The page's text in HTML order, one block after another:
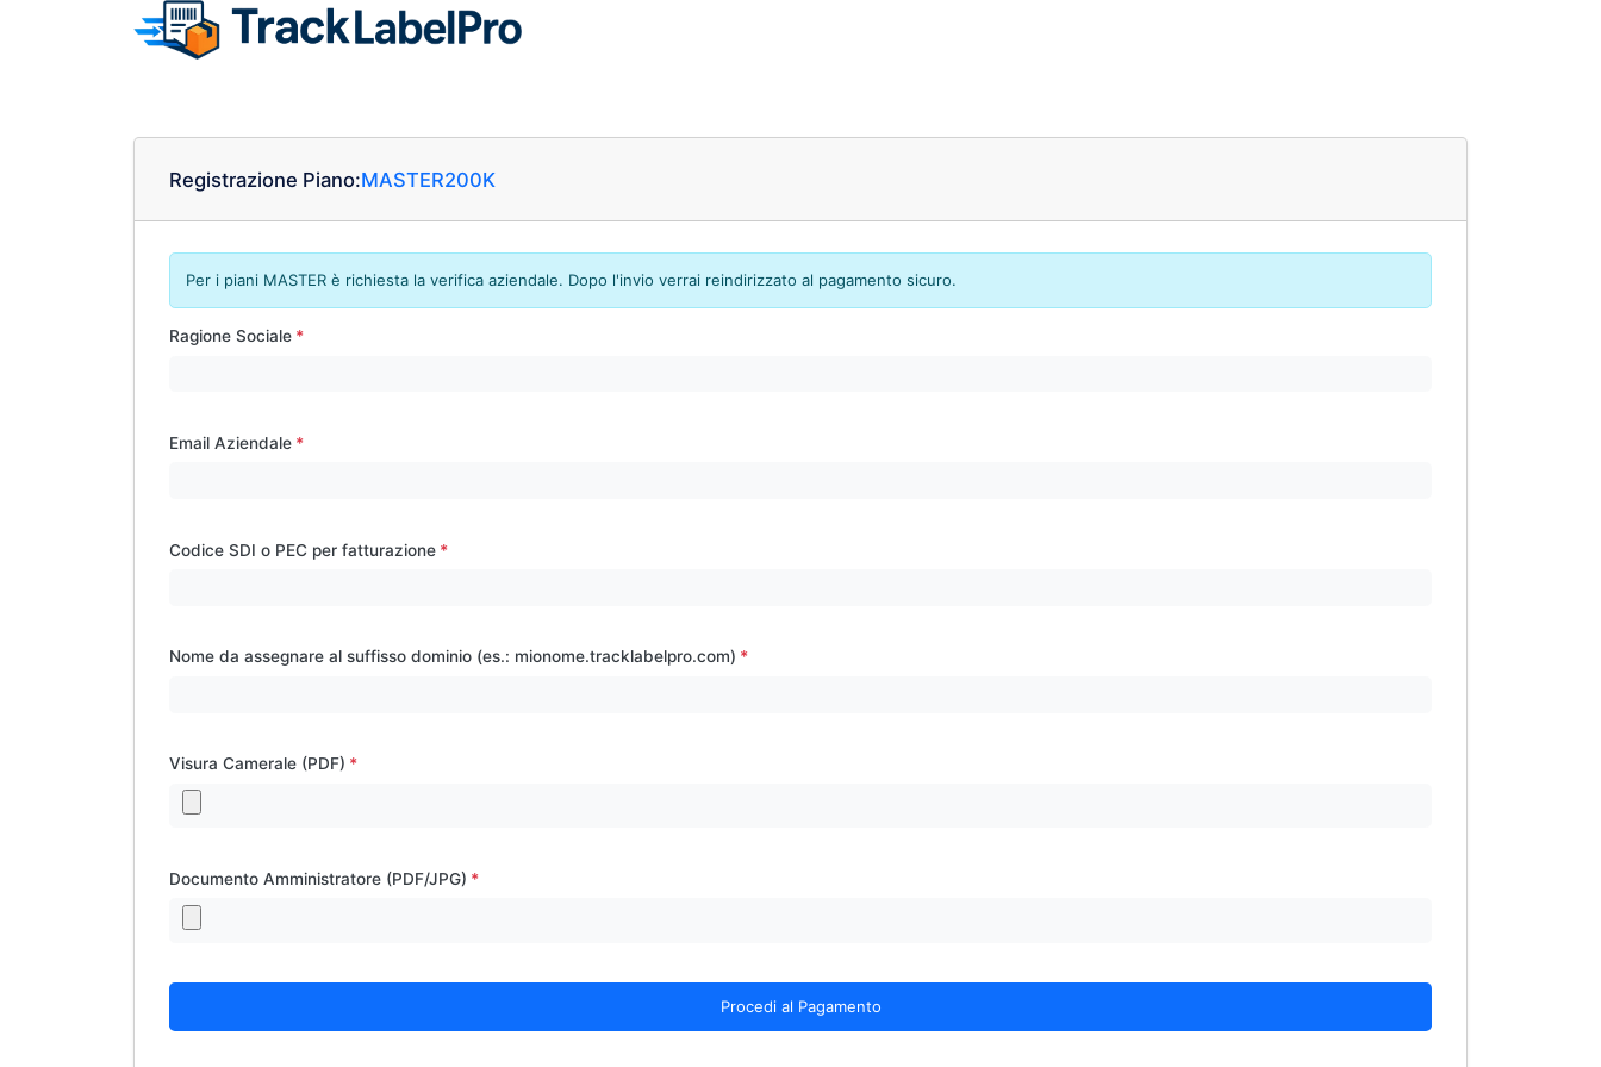
Registrazione Piano:MASTER200K
Per i piani MASTER è richiesta la verifica aziendale. Dopo l'invio verrai reindirizzato al pagamento sicuro.
Ragione Sociale
Email Aziendale
Codice SDI o PEC per fatturazione
Nome da assegnare al suffisso dominio (es.: mionome.tracklabelpro.com)
Visura Camerale (PDF)
Documento Amministratore (PDF/JPG)
Procedi al Pagamento